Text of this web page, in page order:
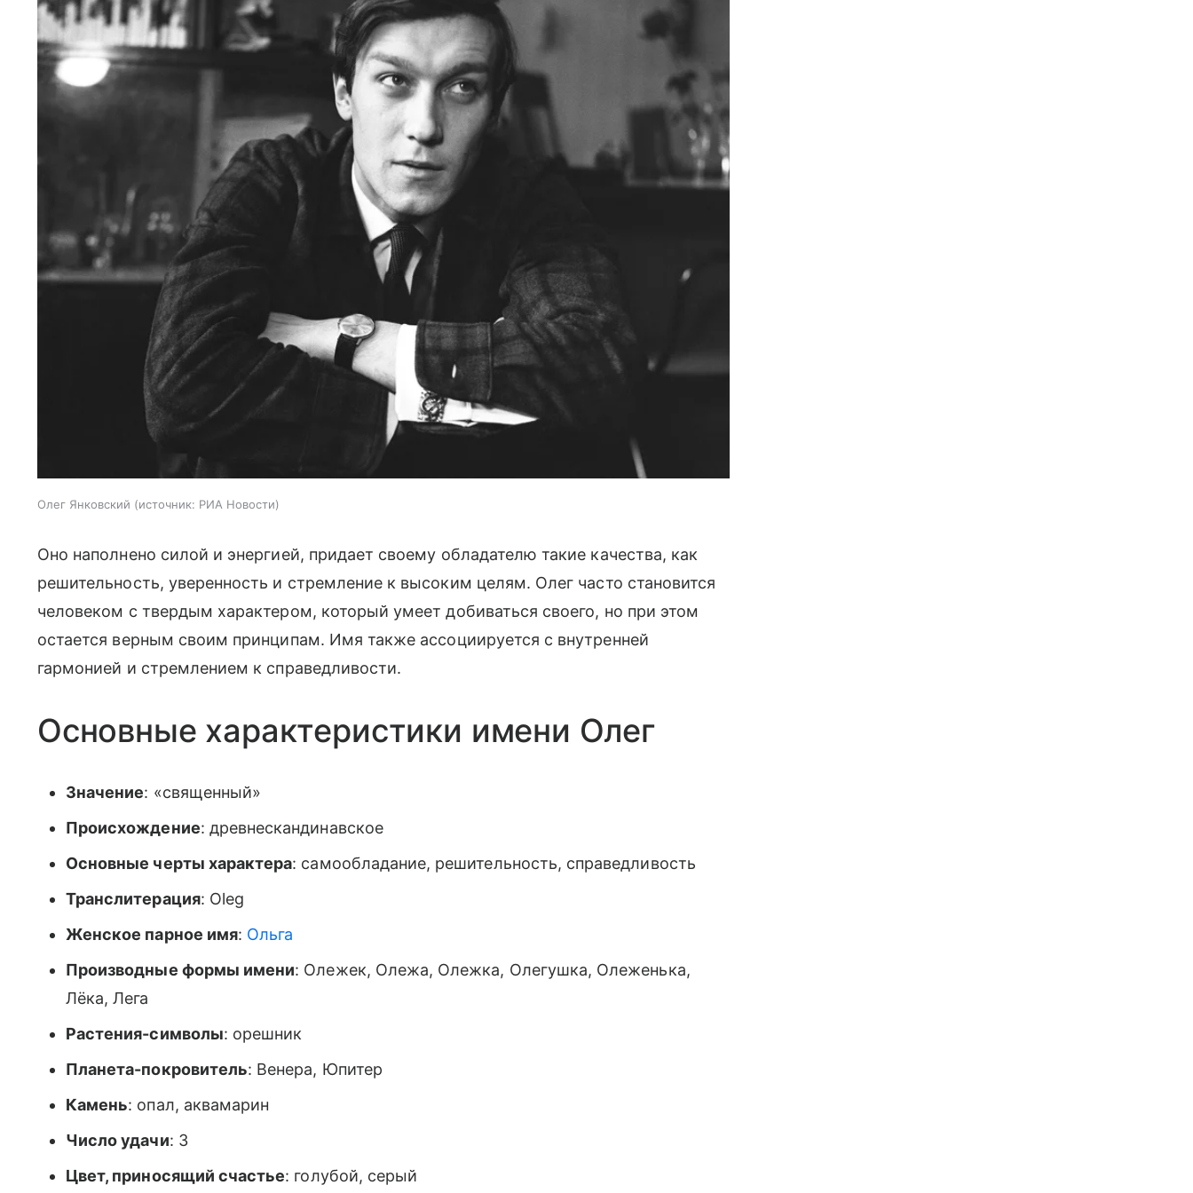
Олег Янковский источник: РИА Новости
Оно наполнено силой и энергией, придает своему обладателю такие качества, как
решительность, уверенность и стремление к высоким целям. Олег часто становится
человеком с твердым характером, который умеет добиваться своего, но при этом
остается верным своим принципам. Имя также ассоциируется с внутренней
гармонией и стремлением к справедливости.
Основные характеристики имени Олег
Значение: «священный»
Происхождение: древнескандинавское
Основные черты характера: самообладание, решительность, справедливость
Транслитерация: Oleg
Женское парное имя: Ольга
Производные формы имени: Олежек, Олежа, Олежка, Олегушка, Олеженька,
Лёка, Лега
Растения-символы: орешник
Планета-покровитель: Венера, Юпитер
Камень: опал, аквамарин
Число удачи: 3
Цвет, приносящий счастье: голубой, серый